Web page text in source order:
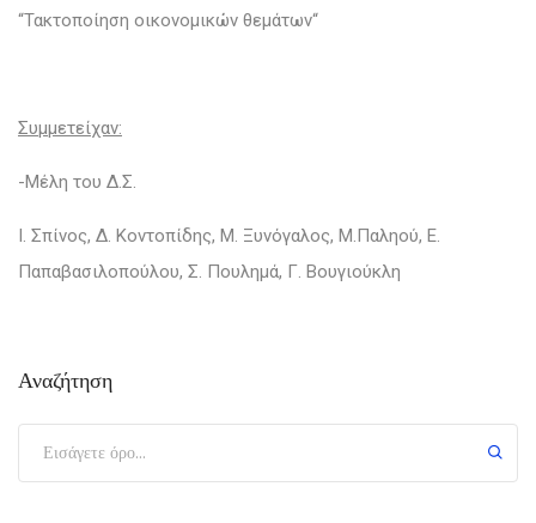
“Τακτοποίηση οικονομικών θεμάτων“
Συμμετείχαν:
-Μέλη του Δ.Σ.
Ι. Σπίνος, Δ. Κοντοπίδης, Μ. Ξυνόγαλος, Μ.Παληού, Ε.
Παπαβασιλοπούλου, Σ. Πουλημά, Γ. Βουγιούκλη
Αναζήτηση